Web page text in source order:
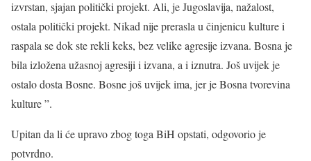
izvrstan, sjajan politički projekt. Ali, je Jugoslavija, nažalost,
ostala politički projekt. Nikad nije prerasla u činjenicu kulture i
raspala se dok ste rekli keks, bez velike agresije izvana. Bosna je
bila izložena užasnoj agresiji i izvana, a i iznutra. Još uvijek je
ostalo dosta Bosne. Bosne još uvijek ima, jer je Bosna tvorevina
kulture ”.
Upitan da li će upravo zbog toga BiH opstati, odgovorio je
potvrdno.